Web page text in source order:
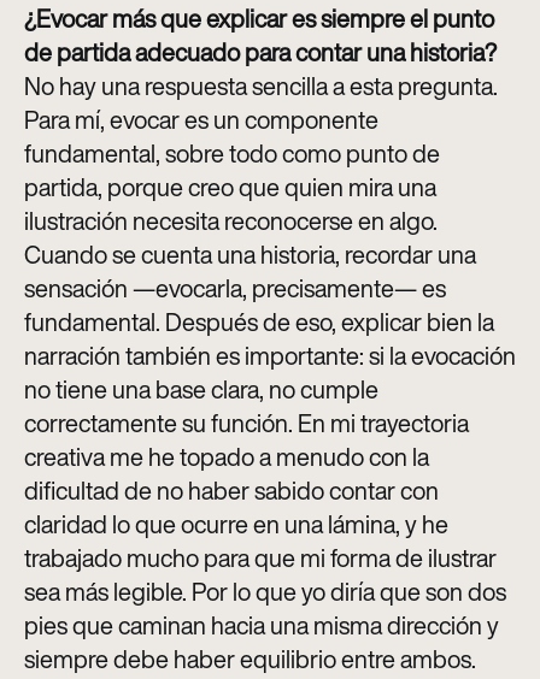
¿Evocar más que explicar es siempre el punto
de partida adecuado para contar una historia?
No hay una respuesta sencilla a esta pregunta.
Para mí, evocar es un componente
fundamental, sobre todo como punto de
partida, porque creo que quien mira una
ilustración necesita reconocerse en algo.
Cuando se cuenta una historia, recordar una
sensación —evocarla, precisamente— es
fundamental. Después de eso, explicar bien la
narración también es importante: si la evocación
no tiene una base clara, no cumple
correctamente su función. En mi trayectoria
creativa me he topado a menudo con la
dificultad de no haber sabido contar con
claridad lo que ocurre en una lámina, y he
trabajado mucho para que mi forma de ilustrar
sea más legible. Por lo que yo diría que son dos
pies que caminan hacia una misma dirección y
siempre debe haber equilibrio entre ambos.